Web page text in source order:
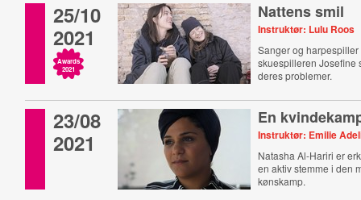
25/10
2021
Awards
2021
Nattens smil
Instruktør: Lulu Roos
Sanger og
skuespilleren Josefine
deres problemer.
23/08
2021
En
Instruktør: Emilie
Natasha Al-Hariri er
en aktiv stemme i den
kønskamp.